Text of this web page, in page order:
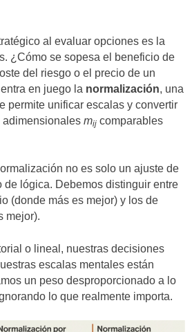
al evaluar opciones es la
¿Cómo se sopesa el beneficio de
del riesgo o el precio de un
en juego la normalización, una
permite unificar escalas y convertir
adimensionales mij comparables
no es solo un ajuste de
de lógica. Debemos distinguir entre
(donde más es mejor) y los de
mejor).
o lineal, nuestras decisiones
escalas mentales están
un peso desproporcionado a lo
lo que realmente importa.